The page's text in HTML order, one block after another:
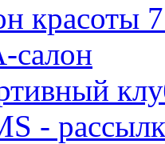
красоты
-